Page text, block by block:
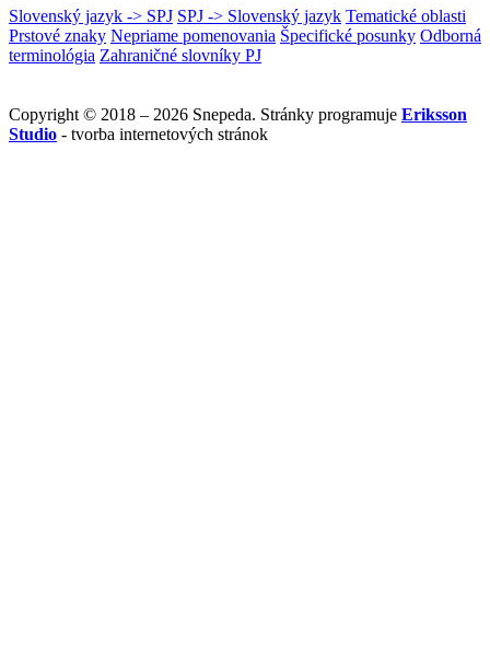
Slovenský jazyk -> SPJ SPJ -> Slovenský jazyk Tematické oblasti
Prstové znaky Nepriame pomenovania Špecifické posunky Odborná
terminológia Zahraničné slovníky PJ
Copyright © 2018 – 2026 Snepeda. Stránky programuje Eriksson
Studio - tvorba internetových stránok